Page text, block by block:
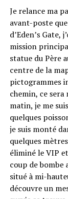
Je relance ma
avant-poste
d’Eden’s Gate,
mission
statue du Père
centre de la
pictogrammes
chemin, ce
matin, je me
quelques
je suis monté
quelques
éliminé le VIP
coup de bombe
situé à mi-
découvre un